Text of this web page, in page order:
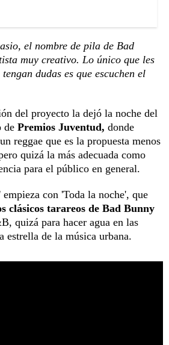
el nombre de pila de Bad
muy creativo. Lo único que les
dudas es que escuchen el
del proyecto la dejó la noche del
de Premios Juventud, donde
reggae que es la propuesta menos
quizá la más adecuada como
para el público en general.
con 'Toda la noche', que
clásicos tarareos de Bad Bunny
quizá para hacer agua en las
estrella de la música urbana.